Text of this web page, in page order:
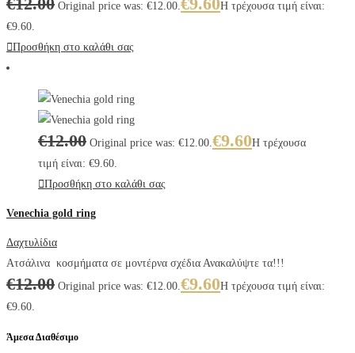
Original price was: €12.00.
Η τρέχουσα τιμή είναι:
€9.60.
Προσθήκη στο καλάθι σας
€12.00 Original price was: €12.00. €9.60Η τρέχουσα
τιμή είναι: €9.60.
Προσθήκη στο καλάθι σας
Venechia gold ring
Δαχτυλίδια
Ατσάλινα κοσμήματα σε μοντέρνα σχέδια Ανακαλύψτε τα!!!
€12.00 Original price was: €12.00. €9.60Η τρέχουσα τιμή είναι:
€9.60.
Άμεσα Διαθέσιμο